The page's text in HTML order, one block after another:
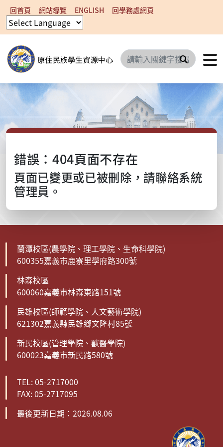
回首頁 網站導覽 ENGLISH 回學務處網頁
搜尋
錯誤：404頁面不存在
頁面已變更或已被刪除，請聯絡系統
管理員。
蘭潭校區(農學院、理工學院、生命科學院)
600355嘉義市鹿寮里學府路300號
林森校區
600060嘉義市林森東路151號
民雄校區(師範學院、人文藝術學院)
621302嘉義縣民雄鄉文隆村85號
新民校區(管理學院、獸醫學院)
600023嘉義市新民路580號
TEL: 05-2717000
FAX: 05-2717095
最後更新日期：2026.08.06